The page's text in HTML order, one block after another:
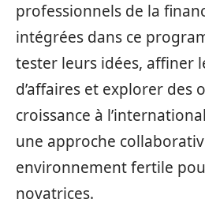
professionnels de la
intégrées dans ce
tester leurs idées, affiner
d’affaires et explorer des
croissance à
une approche
environnement fertile
novatrices.